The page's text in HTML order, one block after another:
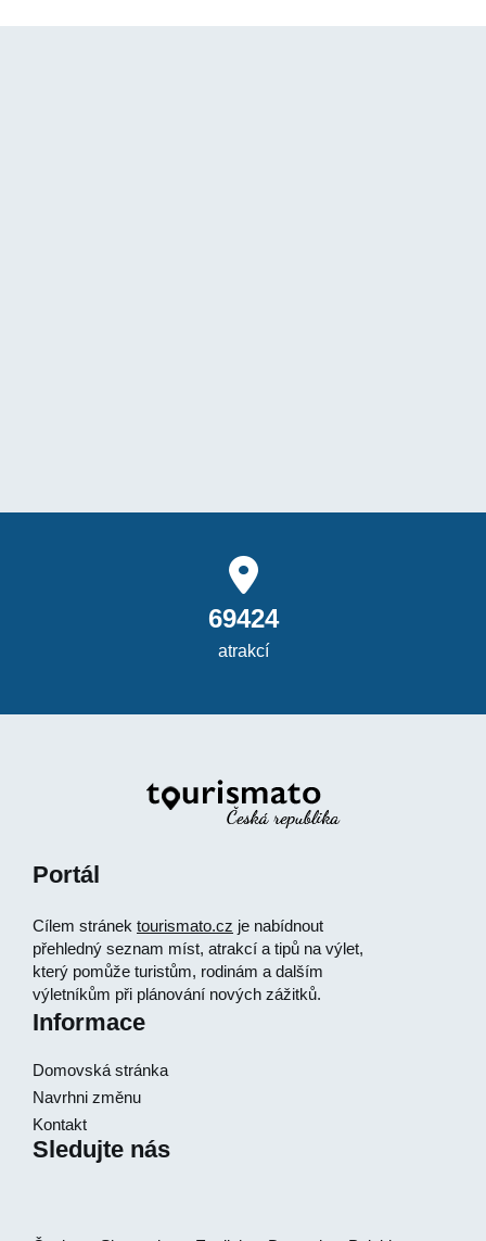
69424
atrakcí
Portál
Cílem stránek tourismato.cz je nabídnout
přehledný seznam míst, atrakcí a tipů na výlet,
který pomůže turistům, rodinám a dalším
výletníkům při plánování nových zážitků.
Informace
Domovská stránka
Navrhni změnu
Kontakt
Sledujte nás